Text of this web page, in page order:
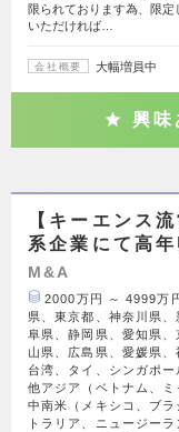
限られております為、限
いただければ…
会社概要 大幅増員中
興味
【キーエンス
系企業にて高
M&A
2000万円 ～ 4999万
県、東京都、神奈川県
阜県、静岡県、愛知県
山県、広島県、愛媛県
台湾、タイ、シンガポ
他アジア（ベトナム、ミ
中南米（メキシコ、ブ
トラリア、ニュージー